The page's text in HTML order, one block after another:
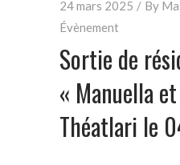
24 mars 2025 By
Évènement
Sortie de
« Manuella
Théatlari le